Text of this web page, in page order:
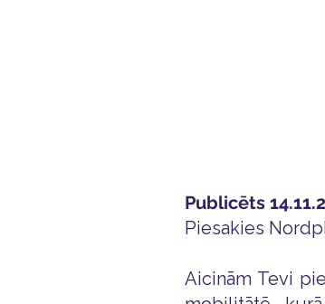
Publicēts
Piesakies
Aicinām Tevi